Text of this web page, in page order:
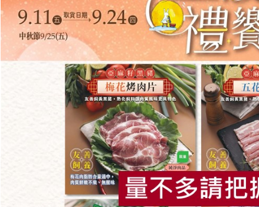
黃文章(新峰農場)
豌豆苗(環保級)新峰-120g/
黃文章(新峰農場)
青花椰苗(環保級)新
峰-120g/盒
120公克/盒
全素
環保級 冷藏
$120
惜食 RPET 食譜 減硝酸鹽 雞蛋